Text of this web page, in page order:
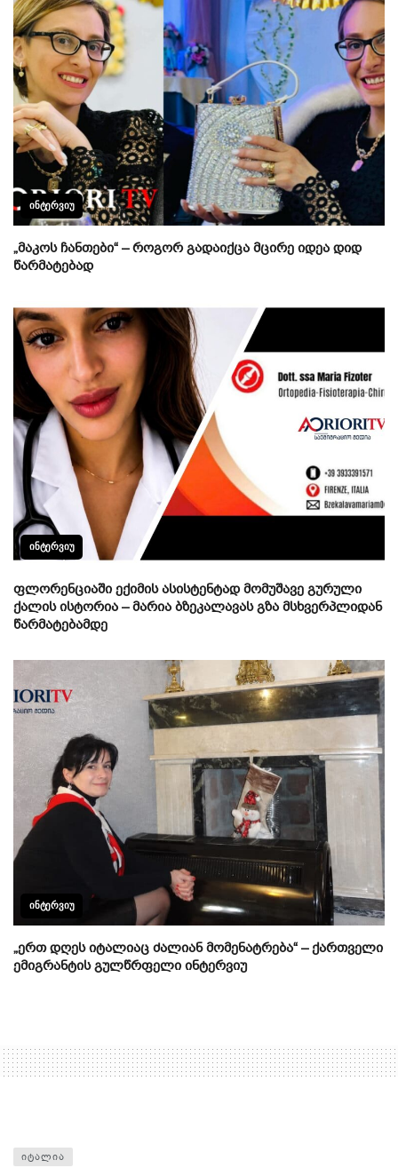
ᲘᲜᲢᲔᲠᲕᲘᲣ
„მაკოს ჩანთები“ – როგორ გადაიქცა მცირე იდეა დიდ
წარმატებად
ᲘᲜᲢᲔᲠᲕᲘᲣ
ფლორენციაში ექიმის ასისტენტად მომუშავე გურული
ქალის ისტორია – მარია ბზეკალავას გზა მსხვერპლიდან
წარმატებამდე
ᲘᲜᲢᲔᲠᲕᲘᲣ
„ერთ დღეს იტალიაც ძალიან მომენატრება“ – ქართველი
ემიგრანტის გულწრფელი ინტერვიუ
ᲘᲢᲐᲚᲘᲐ